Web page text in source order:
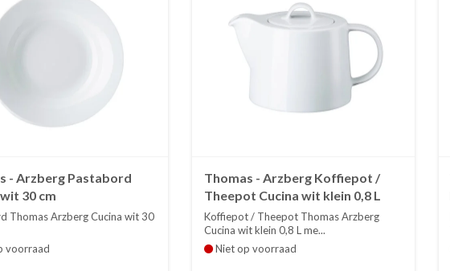
- Arzberg Pastabord
30 cm
Thomas Arzberg Cucina wit 30
voorraad
Thomas - Arzberg Koffiepot /
Theepot Cucina wit klein 0,8 L
Koffiepot / Theepot Thomas Arzberg
Cucina wit klein 0,8 L me...
Niet op voorraad